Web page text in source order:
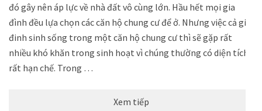
đó gây nên áp lực về nhà đất vô cùng lớn. Hầu hết mọi gia
đình đều lựa chọn các căn hộ chung cư để ở. Nhưng việc cả gia
đinh sinh sống trong một căn hộ chung cư thì sẽ gặp rất
nhiều khó khăn trong sinh hoạt vì chúng thường có diện tích
rất hạn chế. Trong …
Xem tiếp